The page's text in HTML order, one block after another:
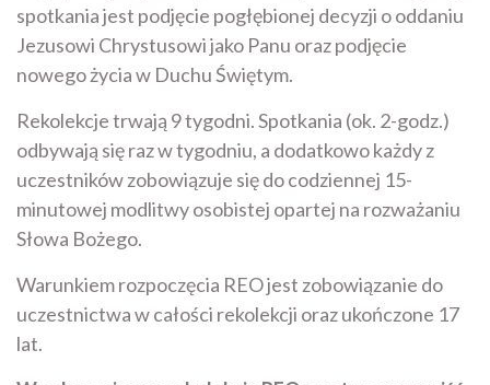
spotkania jest podjęcie pogłębionej decyzji o oddaniu
Jezusowi Chrystusowi jako Panu oraz podjęcie
nowego życia w Duchu Świętym.
Rekolekcje trwają 9 tygodni. Spotkania (ok. 2-godz.)
odbywają się raz w tygodniu, a dodatkowo każdy z
uczestników zobowiązuje się do codziennej 15-
minutowej modlitwy osobistej opartej na rozważaniu
Słowa Bożego.
Warunkiem rozpoczęcia REO jest zobowiązanie do
uczestnictwa w całości rekolekcji oraz ukończone 17
lat.